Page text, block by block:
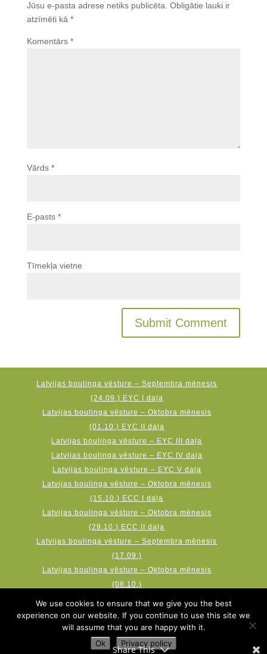
Jūsu e-pasta adrese netiks publicēta. Obligātie lauki ir
atzīmēti kā *
Komentārs *
Vārds *
E-pasts *
Tīmekļa vietne
Latvijas boulinga vēsture – Septembra mēnesis
(24.09.) EYC I daļa
Latvijas boulinga vēsture – Oktobra mēnesis
(01.10.) EYC II daļa
Latvijas boulinga vēsture – EYC III daļa
Latvijas boulinga vēsture – EYC IV daļa
Latvijas boulinga vēsture – EYC V daļa
Latvijas boulinga vēsture – Oktobra mēnesis
(15.10.) ECC I daļa
Latvijas boulinga vēsture – Oktobra mēnesis
(29.10.) ECC II daļa
Latvijas boulinga vēsture – Septembra mēnesis
(17.09.)
Latvijas boulinga vēsture – Oktobra mēnesis
(08.10.)
Latvijas boulinga vēsture – Novembra mēnesis
(19.11.) AMF Qubica World Cup
Share This
We use cookies to ensure that we give you the best
experience on our website. If you continue to use this site we
will assume that you are happy with it.
Ok
Privacy policy